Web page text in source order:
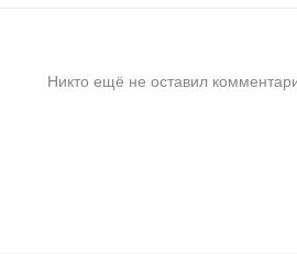
Никто ещё не оставил